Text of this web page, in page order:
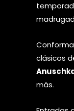
clásicos
más.